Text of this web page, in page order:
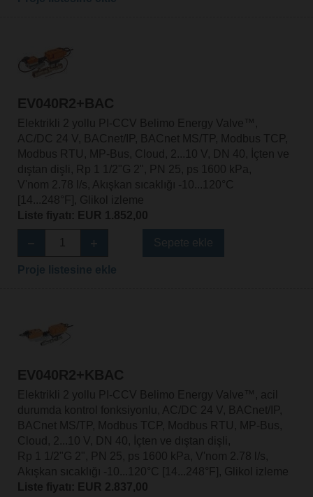
EV040R2+BAC
Elektrikli 2 yollu PI-CCV Belimo Energy Valve™,
AC/DC 24 V, BACnet/IP, BACnet MS/TP, Modbus TCP,
Modbus RTU, MP-Bus, Cloud, 2...10 V, DN 40, İçten ve
dıştan dişli, Rp 1 1/2"G 2", PN 25, ps 1600 kPa,
V'nom 2.78 l/s, Akışkan sıcaklığı -10...120°C
[14...248°F], Glikol izleme
Liste fiyatı: EUR 1.852,00
EV040R2+KBAC
Elektrikli 2 yollu PI-CCV Belimo Energy Valve™, acil
durumda kontrol fonksiyonlu, AC/DC 24 V, BACnet/IP,
BACnet MS/TP, Modbus TCP, Modbus RTU, MP-Bus,
Cloud, 2...10 V, DN 40, İçten ve dıştan dişli,
Rp 1 1/2"G 2", PN 25, ps 1600 kPa, V'nom 2.78 l/s,
Akışkan sıcaklığı -10...120°C [14...248°F], Glikol izleme
Liste fiyatı: EUR 2.837,00